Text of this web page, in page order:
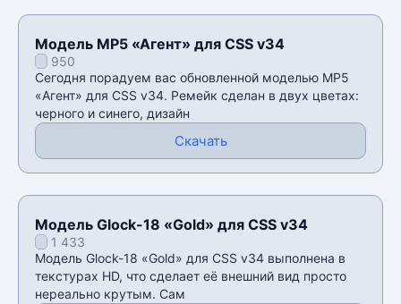
Модель MP5 «Агент» для CSS v34
950
Сегодня порадуем вас обновленной моделью MP5
«Агент» для CSS v34. Ремейк сделан в двух цветах:
черного и синего, дизайн
Скачать
Модель Glock-18 «Gold» для CSS v34
1 433
Модель Glock-18 «Gold» для CSS v34 выполнена в
текстурах HD, что сделает её внешний вид просто
нереально крутым. Сам